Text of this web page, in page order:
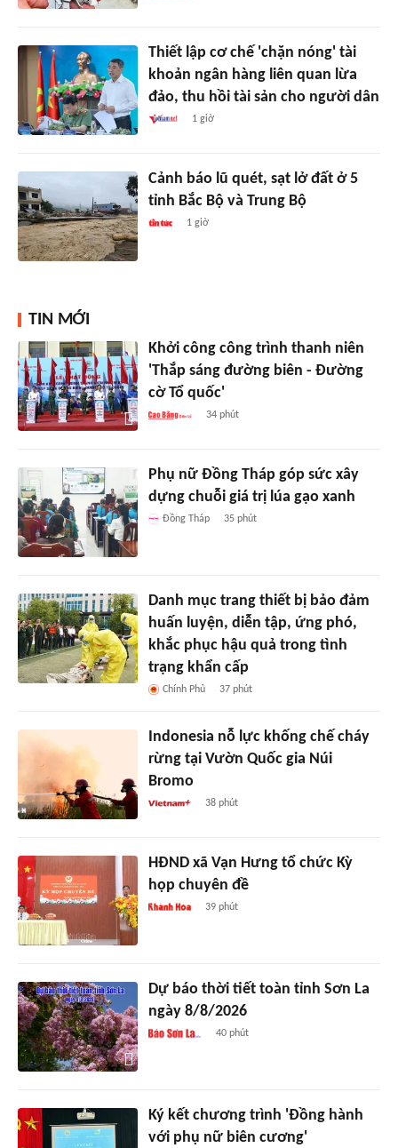
Thiết lập cơ chế 'chặn nóng' tài
khoản ngân hàng liên quan lừa
đảo, thu hồi tài sản cho người dân
1 giờ
Cảnh báo lũ quét, sạt lở đất ở 5
tỉnh Bắc Bộ và Trung Bộ
1 giờ
TIN MỚI
Khởi công công trình thanh niên
'Thắp sáng đường biên - Đường
cờ Tổ quốc'
34 phút
Phụ nữ Đồng Tháp góp sức xây
dựng chuỗi giá trị lúa gạo xanh
Đồng Tháp 35 phút
Danh mục trang thiết bị bảo đảm
huấn luyện, diễn tập, ứng phó,
khắc phục hậu quả trong tình
trạng khẩn cấp
Chính Phủ 37 phút
Indonesia nỗ lực khống chế cháy
rừng tại Vườn Quốc gia Núi
Bromo
38 phút
HĐND xã Vạn Hưng tổ chức Kỳ
họp chuyên đề
39 phút
Dự báo thời tiết toàn tỉnh Sơn La
ngày 8/8/2026
40 phút
Ký kết chương trình 'Đồng hành
với phụ nữ biên cương'